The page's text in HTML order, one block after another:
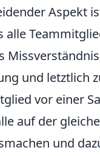
Aspekt
alle
und letztlich
vor einer
auf der
und